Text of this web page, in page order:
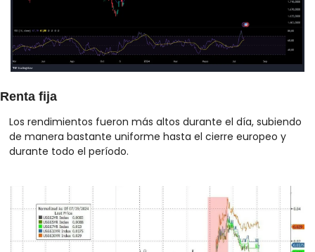
Renta fija
Los rendimientos fueron más altos durante el día, subiendo
de manera bastante uniforme hasta el cierre europeo y
durante todo el período.